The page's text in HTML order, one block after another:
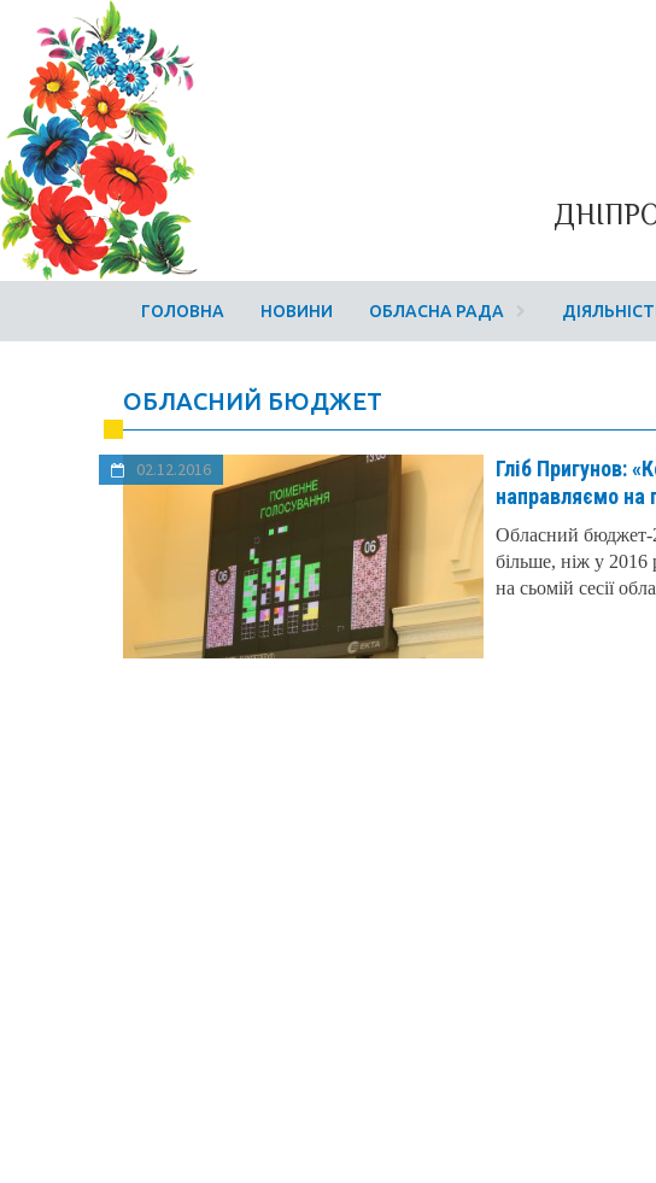
ГОЛОВНА НОВИНИ ОБЛАСНА РАДА
ОБЛАСНИЙ БЮДЖЕТ
02.12.2016
Гліб Пригунов:
направляємо на
Обласний бюджет-
більше, ніж у 2016
на сьомій сесії